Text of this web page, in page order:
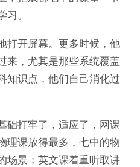
。
开屏幕。更多时候，他
来，尤其是那些系统覆盖
知识点，他们自己消化过
打牢了，适应了，网课
理课放得最多，七中的物
场景；英文课着重听取讲